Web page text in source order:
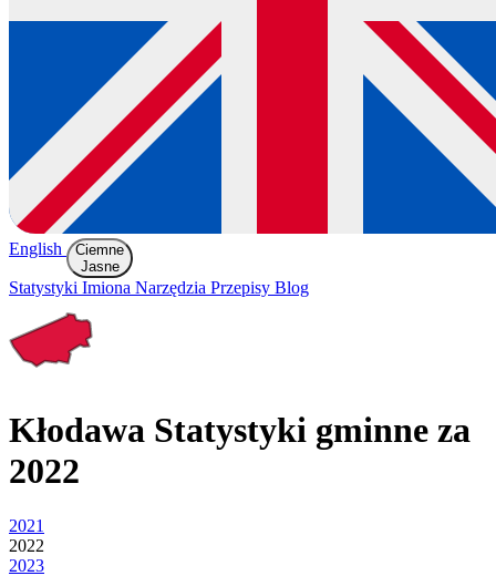
English
Ciemne
Jasne
Statystyki Imiona Narzędzia Przepisy Blog
Kłodawa Statystyki gminne za
2022
2021
2022
2023